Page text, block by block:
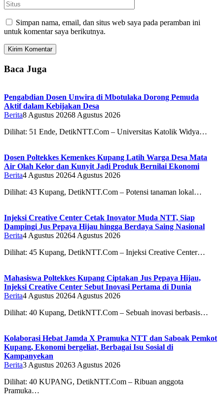
Simpan nama, email, dan situs web saya pada peramban ini
untuk komentar saya berikutnya.
Baca Juga
Pengabdian Dosen Unwira di Mbotulaka Dorong Pemuda
Aktif dalam Kebijakan Desa
Berita8 Agustus 20268 Agustus 2026
Dilihat: 51 Ende, DetikNTT.Com – Universitas Katolik Widya…
Dosen Poltekkes Kemenkes Kupang Latih Warga Desa Mata
Air Olah Kelor dan Kunyit Jadi Produk Bernilai Ekonomi
Berita4 Agustus 20264 Agustus 2026
Dilihat: 43 Kupang, DetikNTT.Com – Potensi tanaman lokal…
Injeksi Creative Center Cetak Inovator Muda NTT, Siap
Dampingi Jus Pepaya Hijau hingga Berdaya Saing Nasional
Berita4 Agustus 20264 Agustus 2026
Dilihat: 45 Kupang, DetikNTT.Com – Injeksi Creative Center…
Mahasiswa Poltekkes Kupang Ciptakan Jus Pepaya Hijau,
Injeksi Creative Center Sebut Inovasi Pertama di Dunia
Berita4 Agustus 20264 Agustus 2026
Dilihat: 40 Kupang, DetikNTT.Com – Sebuah inovasi berbasis…
Kolaborasi Hebat Jamda X Pramuka NTT dan Saboak Pemkot
Kupang, Ekonomi bergeliat, Berbagai Isu Sosial di
Kampanyekan
Berita3 Agustus 20263 Agustus 2026
Dilihat: 40 ‎‎KUPANG, DetikNTT.Com – Ribuan anggota
Pramuka…